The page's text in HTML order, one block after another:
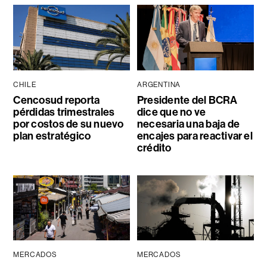
CHILE
Cencosud reporta
pérdidas trimestrales
por costos de su nuevo
plan estratégico
ARGENTINA
Presidente del BCRA
dice que no ve
necesaria una baja de
encajes para reactivar el
crédito
MERCADOS MERCADOS